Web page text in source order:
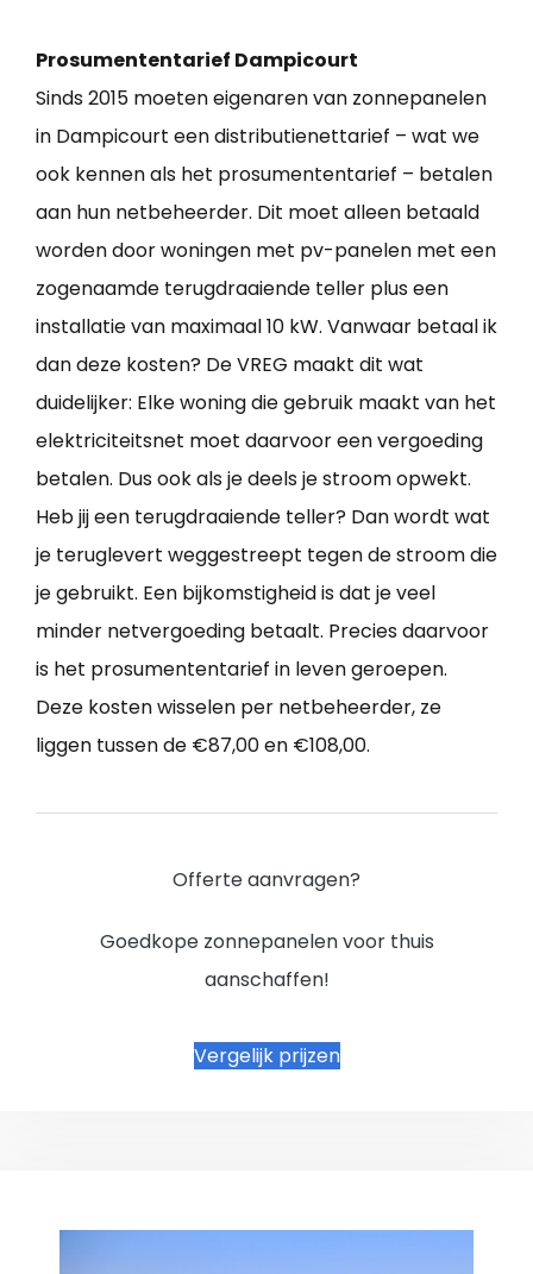
Prosumententarief Dampicourt
Sinds 2015 moeten eigenaren van zonnepanelen
in Dampicourt een distributienettarief – wat we
ook kennen als het prosumententarief – betalen
aan hun netbeheerder. Dit moet alleen betaald
worden door woningen met pv-panelen met een
zogenaamde terugdraaiende teller plus een
installatie van maximaal 10 kW. Vanwaar betaal ik
dan deze kosten? De VREG maakt dit wat
duidelijker: Elke woning die gebruik maakt van het
elektriciteitsnet moet daarvoor een vergoeding
betalen. Dus ook als je deels je stroom opwekt.
Heb jij een terugdraaiende teller? Dan wordt wat
je teruglevert weggestreept tegen de stroom die
je gebruikt. Een bijkomstigheid is dat je veel
minder netvergoeding betaalt. Precies daarvoor
is het prosumententarief in leven geroepen.
Deze kosten wisselen per netbeheerder, ze
liggen tussen de €87,00 en €108,00.
Offerte aanvragen?
Goedkope zonnepanelen voor thuis
aanschaffen!
Vergelijk prijzen